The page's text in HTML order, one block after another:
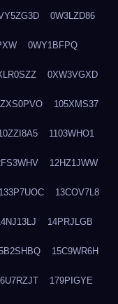
0W3LZD86
0WY1BFPQ
0XW3VGXD
105XMS37
1103WHO1
12HZ1JWW
133P7UOC 13COV7L8
14PRJLGB
15C9WR6H
179PIGYE